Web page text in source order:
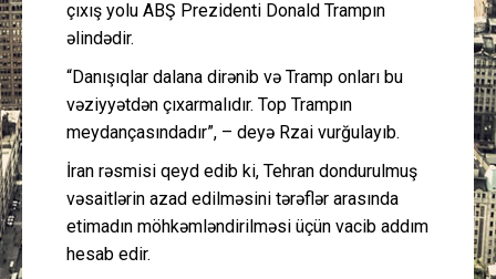
çıxış yolu ABŞ Prezidenti Donald Trampın
əlindədir.
“Danışıqlar dalana dirənib və Tramp onları bu
vəziyyətdən çıxarmalıdır. Top Trampın
meydançasındadır”, – deyə Rzai vurğulayıb.
İran rəsmisi qeyd edib ki, Tehran dondurulmuş
vəsaitlərin azad edilməsini tərəflər arasında
etimadın möhkəmləndirilməsi üçün vacib addım
hesab edir.